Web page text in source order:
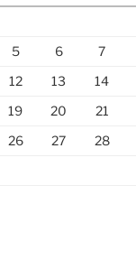
5 6 7
12 13 14
19 20 21
26 27 28